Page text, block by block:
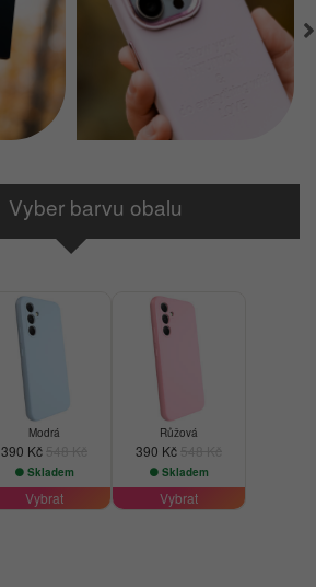
Vyber barvu obalu
Modrá
390 Kč
Skladem
Vybrat
Růžová
390 Kč
Skladem
Vybrat